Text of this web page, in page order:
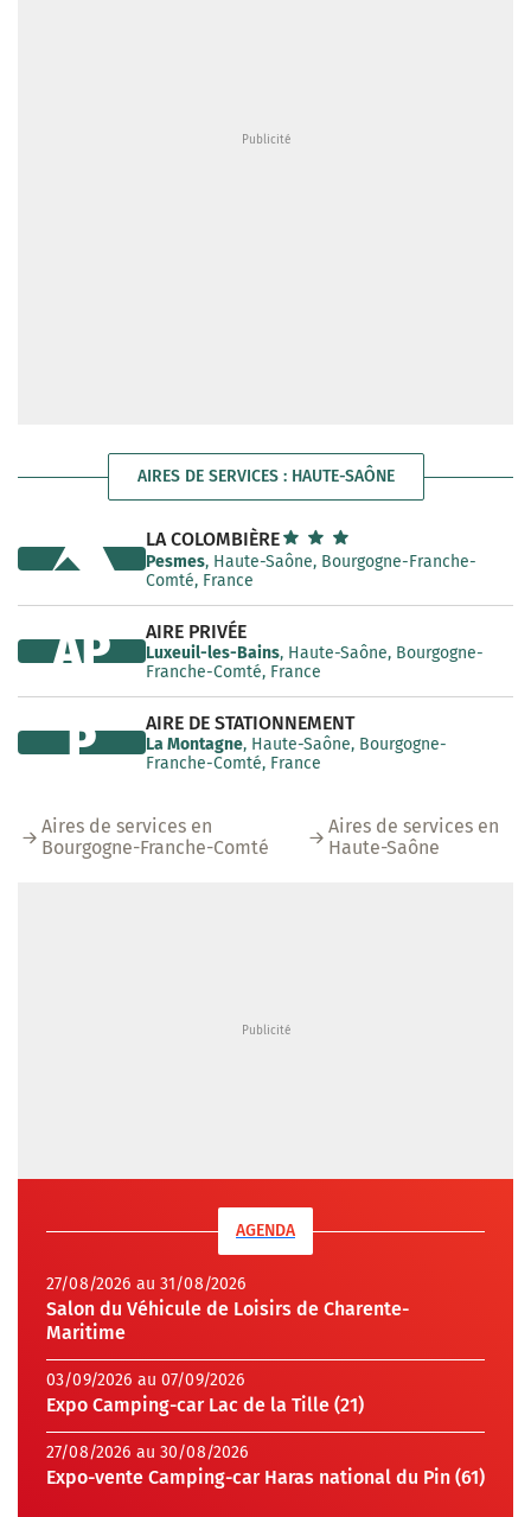
AIRES DE SERVICES : HAUTE-SAÔNE
LA COLOMBIÈRE
Pesmes, Haute-Saône, Bourgogne-Franche-
Comté, France
AIRE PRIVÉE
Luxeuil-les-Bains, Haute-Saône, Bourgogne-
Franche-Comté, France
AP
AIRE DE STATIONNEMENT
La Montagne, Haute-Saône, Bourgogne-
Franche-Comté, France
P
Aires de services en
Bourgogne-Franche-Comté
Aires de services en
Haute-Saône
AGENDA
27/08/2026 au 31/08/2026
Salon du Véhicule de Loisirs de Charente-
Maritime
03/09/2026 au 07/09/2026
Expo Camping-car Lac de la Tille (21)
27/08/2026 au 30/08/2026
Expo-vente Camping-car Haras national du Pin (61)